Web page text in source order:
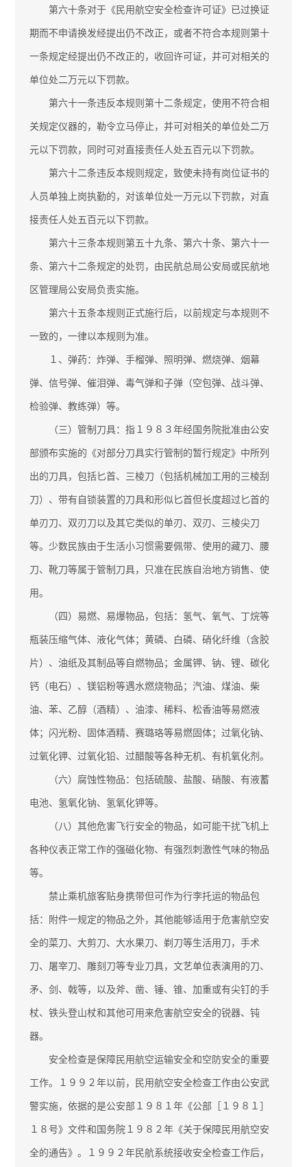
第六十条对于《民用航空安全检查许可证》已过换证
期而不申请换发经提出仍不改正，或者不符合本规则第十
一条规定经提出仍不改正的，收回许可证，并可对相关的
单位处二万元以下罚款。
第六十一条违反本规则第十二条规定，使用不符合相
关规定仪器的，勒令立马停止，并可对相关的单位处二万
元以下罚款，同时可对直接责任人处五百元以下罚款。
第六十二条违反本规则规定，致使未持有岗位证书的
人员单独上岗执勤的，对该单位处一万元以下罚款，对直
接责任人处五百元以下罚款。
第六十三条本规则第五十九条、第六十条、第六十一
条、第六十二条规定的处罚，由民航总局公安局或民航地
区管理局公安局负责实施。
第六十五条本规则正式施行后，以前规定与本规则不
一致的，一律以本规则为准。
１、弹药：炸弹、手榴弹、照明弹、燃烧弹、烟幕
弹、信号弹、催泪弹、毒气弹和子弹（空包弹、战斗弹、
检验弹、教练弹）等。
（三）管制刀具：指１９８３年经国务院批准由公安
部颁布实施的《对部分刀具实行管制的暂行规定》中所列
出的刀具，包括匕首、三棱刀（包括机械加工用的三棱刮
刀）、带有自锁装置的刀具和形似匕首但长度超过匕首的
单刃刀、双刃刀以及其它类似的单刃、双刃、三棱尖刀
等。少数民族由于生活小习惯需要佩带、使用的藏刀、腰
刀、靴刀等属于管制刀具，只准在民族自治地方销售、使
用。
（四）易燃、易爆物品，包括：氢气、氧气、丁烷等
瓶装压缩气体、液化气体；黄磷、白磷、硝化纤维（含胶
片）、油纸及其制品等自燃物品；金属钾、钠、锂、碳化
钙（电石）、镁铝粉等遇水燃烧物品；汽油、煤油、柴
油、苯、乙醇（酒精）、油漆、稀料、松香油等易燃液
体；闪光粉、固体酒精、赛璐珞等易燃固体；过氧化钠、
过氧化钾、过氧化铅、过醋酸等各种无机、有机氧化剂。
（六）腐蚀性物品：包括硫酸、盐酸、硝酸、有液蓄
电池、氢氧化钠、氢氧化钾等。
（八）其他危害飞行安全的物品，如可能干扰飞机上
各种仪表正常工作的强磁化物、有强烈刺激性气味的物品
等。
禁止乘机旅客贴身携带但可作为行李托运的物品包
括：附件一规定的物品之外，其他能够适用于危害航空安
全的菜刀、大剪刀、大水果刀、剃刀等生活用刀，手术
刀、屠宰刀、雕刻刀等专业刀具，文艺单位表演用的刀、
矛、剑、戟等，以及斧、凿、锤、锥、加重或有尖钉的手
杖、铁头登山杖和其他可用来危害航空安全的锐器、钝
器。
安全检查是保障民用航空运输安全和空防安全的重要
工作。１９９２年以前，民用航空安全检查工作由公安武
警实施，依据的是公安部１９８１年《公部［１９８１］
１８号》文件和国务院１９８２年《关于保障民用航空安
全的通告》。１９９２年民航系统接收安全检查工作后，